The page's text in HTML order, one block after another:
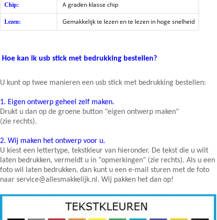
Chip: A graden klasse chip
Lezen: Gemakkelijk te lezen en te lezen in hoge snelheid
Hoe kan ik usb stick met bedrukking bestellen?
U kunt op twee manieren een usb stick met bedrukking bestellen:
1. Eigen ontwerp geheel zelf maken.
Drukt u dan op de groene button "eigen ontwerp maken"
(zie rechts).
2. Wij maken het ontwerp voor u.
U kiest een lettertype, tekstkleur van hieronder. De tekst die u wilt
laten bedrukken, vermeldt u in "opmerkingen" (zie rechts). Als u een
foto wil laten bedrukken, dan kunt u een e-mail sturen met de foto
naar service@allesmakkelijk.nl. Wij pakken het dan op!